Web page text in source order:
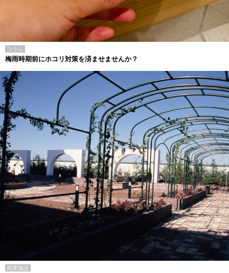
コラム
梅雨時期前にホコリ対策を済ませませんか？
商業施設